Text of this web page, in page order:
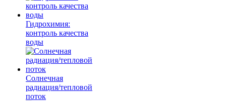
Гидрохимия:
контроль качества
воды
Солнечная
радиация/тепловой
поток